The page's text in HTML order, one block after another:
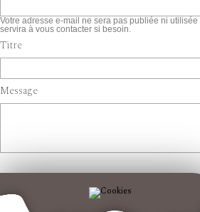
Votre adresse e-mail ne sera pas publiée ni
servira à vous contacter si besoin.
Titre
Message
Souhaitez-vous être informé des réponses à ce